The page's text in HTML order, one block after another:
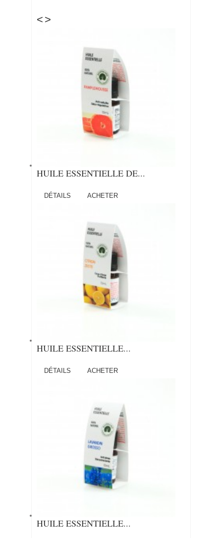
< >
HUILE ESSENTIELLE DE...
DÉTAILS ACHETER
HUILE ESSENTIELLE...
DÉTAILS ACHETER
HUILE ESSENTIELLE...